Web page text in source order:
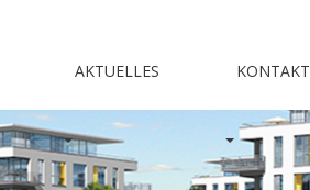
AKTUELLES KONTAKT